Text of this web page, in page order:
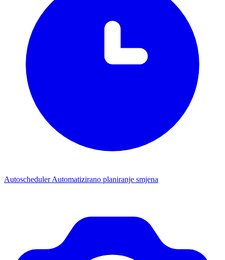
AutoschedulerAutomatizirano planiranje smjena